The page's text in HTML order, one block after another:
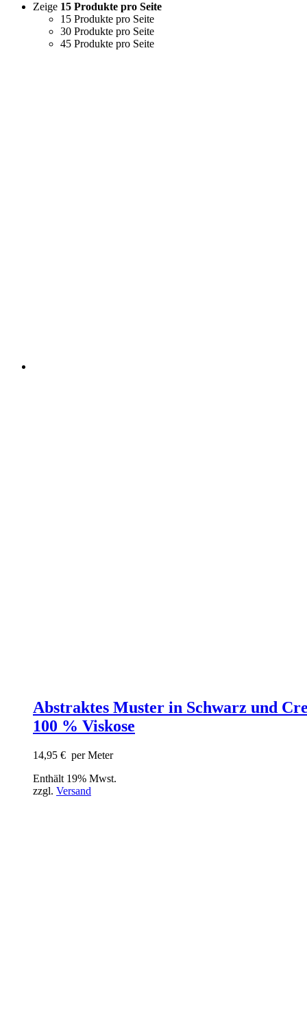
Zeige 15 Produkte pro Seite
15 Produkte pro Seite
30 Produkte pro Seite
45 Produkte pro Seite
Abstraktes Muster in Schwarz und
100 % Viskose
14,95 € per Meter
Enthält 19% Mwst.
zzgl. Versand